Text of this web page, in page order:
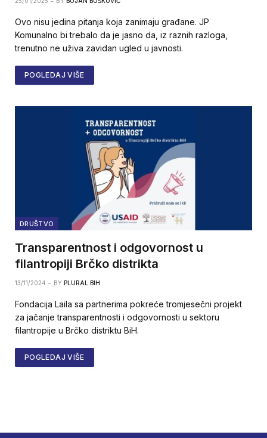
Ovo nisu jedina pitanja koja zanimaju građane. JP
Komunalno bi trebalo da je jasno da, iz raznih razloga,
trenutno ne uživa zavidan ugled u javnosti.
POGLEDAJ VIŠE
DRUŠTVO
Transparentnost i odgovornost u
filantropiji Brčko distrikta
13/11/2024 BY PLURAL BIH
Fondacija Laila sa partnerima pokreće tromjesečni projekt
za jačanje transparentnosti i odgovornosti u sektoru
filantropije u Brčko distriktu BiH.
POGLEDAJ VIŠE